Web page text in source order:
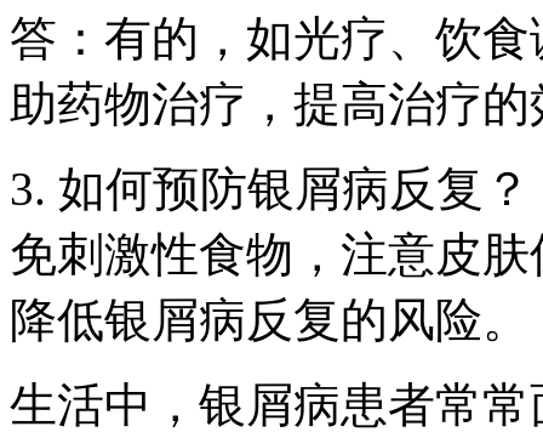
答：有的，如光疗、饮
助药物治疗，提高治疗的
3. 如何预防银屑病反复
免刺激性食物，注意皮
降低银屑病反复的风险。
生活中，银屑病患者常